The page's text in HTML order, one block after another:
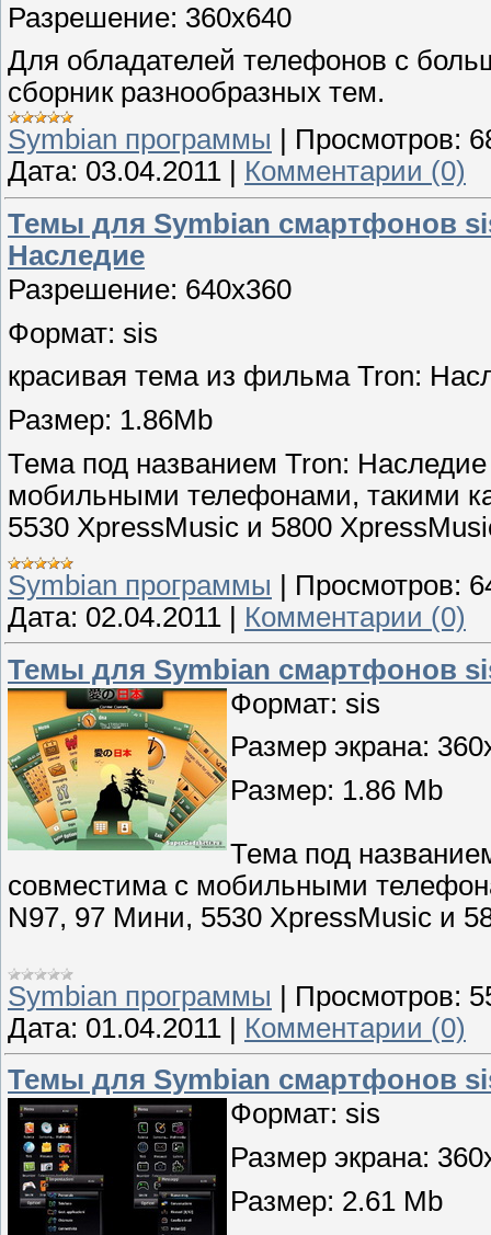
Разрешение: 360x640
Для обладателей телефонов с
сборник разнообразных тем.
Symbian программы
Просмотров:
Дата: 03.04.2011
Комментарии (0)
Темы для Symbian смартфонов
Наследие
Разрешение: 640x360
Формат: sis
красивая тема из фильма Tron:
Размер: 1.86Mb
Тема под названием Tron:
мобильными телефонами, такими
5530 XpressMusic и 5800
Symbian программы
Просмотров:
Дата: 02.04.2011
Комментарии (0)
Темы для Symbian смартфонов
Формат: sis
Размер экрана:
Размер: 1.86 Mb
Тема под
совместима с мобильными
N97, 97 Мини, 5530 XpressMusic и
Symbian программы Просмотров:
Дата: 01.04.2011
Комментарии (0)
Темы для Symbian смартфонов
Формат: sis
Размер экрана:
Размер: 2.61 Mb